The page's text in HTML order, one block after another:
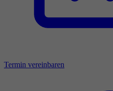
Termin vereinbaren